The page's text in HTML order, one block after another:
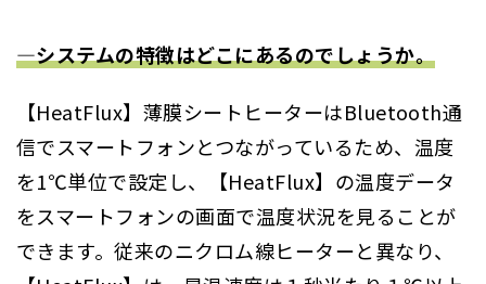
―システムの特徴はどこにあるのでしょうか。
【HeatFlux】薄膜シートヒーターはBluetooth通
信でスマートフォンとつながっているため、温度
を1℃単位で設定し、【HeatFlux】の温度データ
をスマートフォンの画面で温度状況を見ることが
できます。従来のニクロム線ヒーターと異なり、